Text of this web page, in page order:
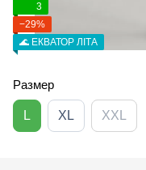
3
−29%
🌊 ЕКВАТОР ЛІТА
Размер
L XL XXL